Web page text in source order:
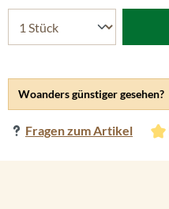
Woanders günstiger gesehen?
Fragen zum Artikel